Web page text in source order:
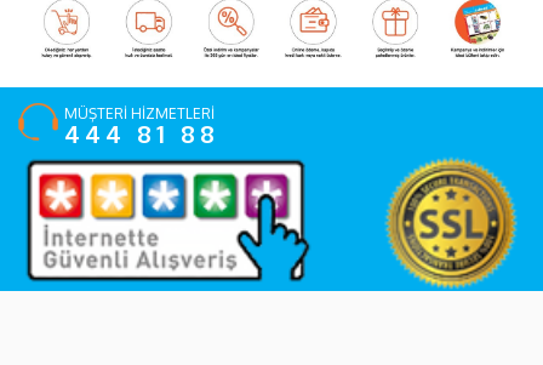
MÜŞTERİ HİZMETLERİ
444 81 88